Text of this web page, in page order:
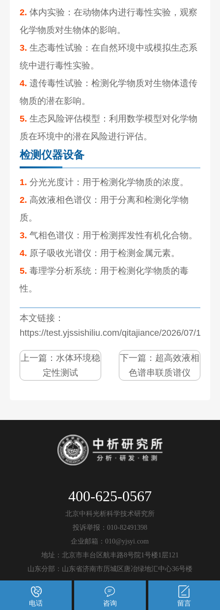
电话 咨询 留言
2. 体内实验：在动物体内进行毒性实验，观察
化学物质对生物体的影响。
3. 生态毒性试验：在自然环境中或模拟生态系
统中进行毒性实验。
4. 遗传毒性试验：检测化学物质对生物体遗传
物质的潜在影响。
5. 生态风险评估模型：利用数学模型对化学物
质在环境中的潜在风险进行评估。
检测仪器设备
1. 分光光度计：用于检测化学物质的浓度。
2. 高效液相色谱仪：用于分离和检测化学物
质。
3. 气相色谱仪：用于检测挥发性有机化合物。
4. 原子吸收光谱仪：用于检测金属元素。
5. 毒理学分析系统：用于检测化学物质的毒
性。
本文链接：
https://test.yjssishiliu.com/qitajiance/2026/07/
上一篇： 水体环境稳
定性测试
下一篇： 超高效液相
色谱串联质谱仪
400-625-0567
北京中科光析科学技术研究所
投诉举报：010-82491398
企业邮箱：010@yjsyi.com
地址：北京市丰台区航丰路8号院1号楼1层121
山东分部：山东省济南市历城区唐冶绿地汇中心36号楼